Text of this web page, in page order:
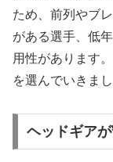
ため、前列やブ
がある選手、低
用性があります
を選んでいきまし
ヘッドギア